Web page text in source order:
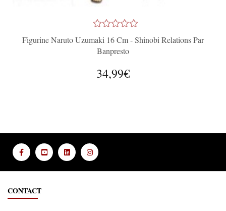
Figurine Naruto Uzumaki 16 Cm - Shinobi Relations Par
Banpresto
34,99€
CONTACT